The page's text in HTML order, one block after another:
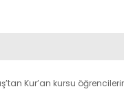
Kur’an kursu